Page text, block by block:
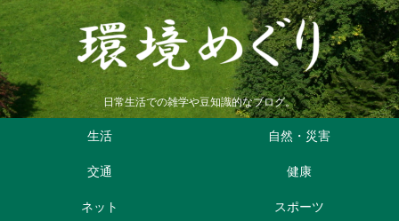
日常生活での雑学や豆知識的なブログ。
生活 自然・災害
交通 健康
ネット スポーツ